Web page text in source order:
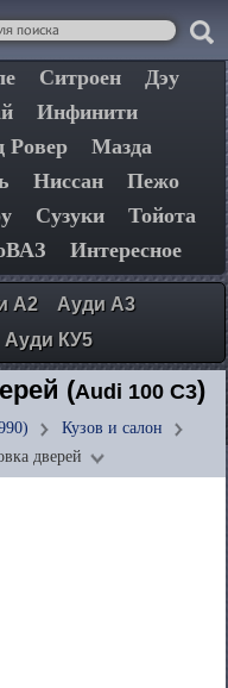
Ситроен
Дэу
Инфинити
Ровер
Мазда
Ниссан
Пежо
Сузуки
Тойота
Интересное
А2
Ауди А3
Ауди КУ5
(Audi 100 C3)
Кузов и салон
дверей